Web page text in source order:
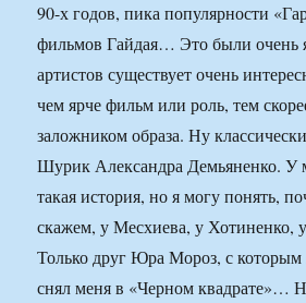
90-х годов, пика популярности
фильмов Гайдая… Это были очень
артистов существует очень
чем ярче фильм или роль, тем
заложником образа. Ну
Шурик Александра Демьяненко. У
такая история, но я могу понять,
скажем, у Месхиева, у Хотиненко,
Только друг Юра Мороз, с
снял меня в «Черном квадрате»…